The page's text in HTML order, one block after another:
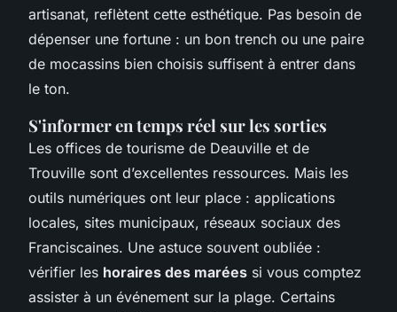
artisanat, reflètent cette esthétique. Pas besoin de
dépenser une fortune : un bon trench ou une paire
de mocassins bien choisis suffisent à entrer dans
le ton.
S'informer en temps réel sur les sorties
Les offices de tourisme de Deauville et de
Trouville sont d’excellentes ressources. Mais les
outils numériques ont leur place : applications
locales, sites municipaux, réseaux sociaux des
Franciscaines. Une astuce souvent oubliée :
vérifier les horaires des marées si vous comptez
assister à un événement sur la plage. Certains